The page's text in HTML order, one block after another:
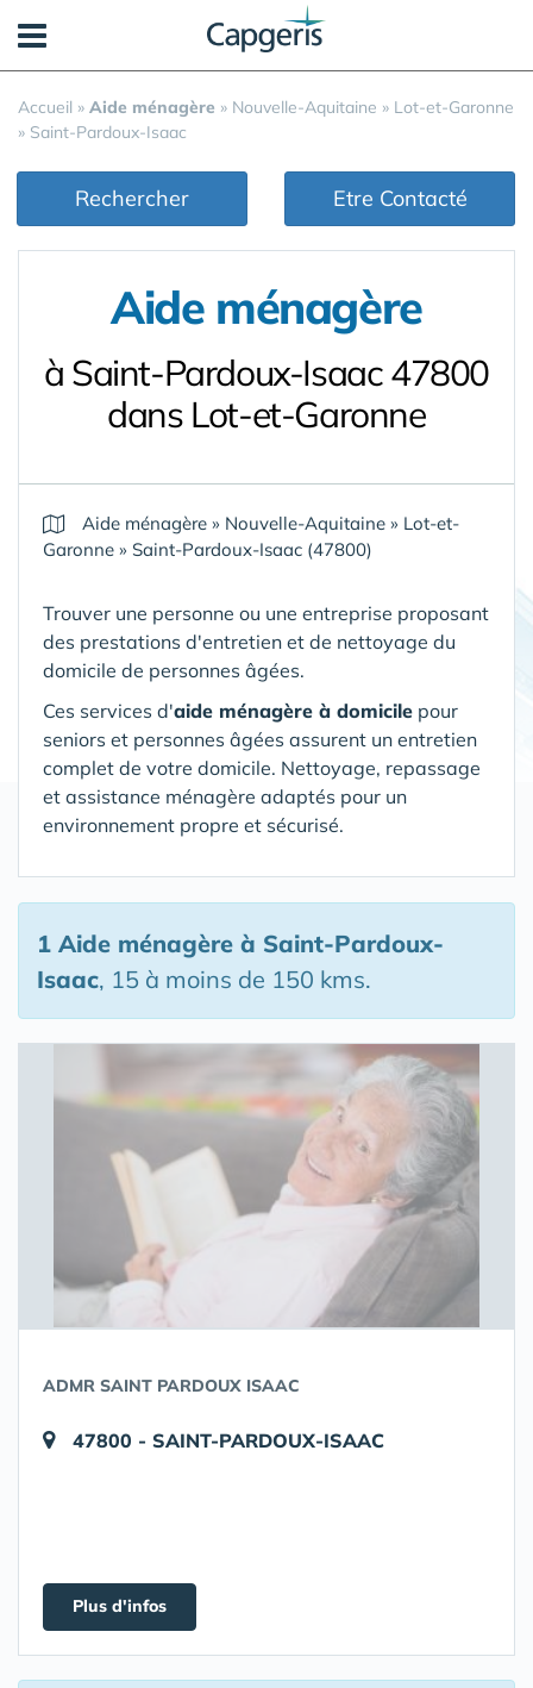
Accueil » Aide ménagère » Nouvelle-Aquitaine » Lot-et-Garonne
» Saint-Pardoux-Isaac
Rechercher Etre Contacté
Aide ménagère
à Saint-Pardoux-Isaac 47800
dans Lot-et-Garonne
Aide ménagère » Nouvelle-Aquitaine » Lot-et-
Garonne » Saint-Pardoux-Isaac (47800)
Trouver une personne ou une entreprise proposant
des prestations d'entretien et de nettoyage du
domicile de personnes âgées.
Ces services d'aide ménagère à domicile pour
seniors et personnes âgées assurent un entretien
complet de votre domicile. Nettoyage, repassage
et assistance ménagère adaptés pour un
environnement propre et sécurisé.
1 Aide ménagère à Saint-Pardoux-
Isaac, 15 à moins de 150 kms.
ADMR SAINT PARDOUX ISAAC
47800 - SAINT-PARDOUX-ISAAC
Plus d'infos